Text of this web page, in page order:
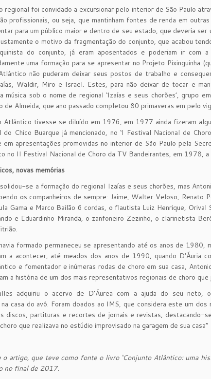
regional foi convidado a excursionar pelo interior de São Paulo
profissionais, ou seja, que mantinham fontes de renda em
para um público maior e dentro de seu estado, que deveria
o motivo da fragmentação do conjunto, que acabou
do conjunto, já eram aposentados e poderiam ir com
uma formação para se apresentar no Projeto Pixinguinha
não puderam deixar seus postos de trabalho e
Waldir, Miro e Israel. Estes, para não deixar de tocar e
música sob o nome de regional ‘Izaías e seus chorões’, grupo
de Almeida, que ano passado completou 80 primaveras em pelo
Atlântico tivesse se diluído em 1976, em 1977 ainda fizeram
Chico Buarque já mencionado, no ‘I Festival Nacional de
em apresentações promovidas no interior de São Paulo pela
no II Festival Nacional de Choro da TV Bandeirantes, em 1978, a
novas memórias
se a formação do regional Izaías e seus chorões, mas
os companheiros de sempre: Jaime, Walter Veloso,
Gama e Marco Bailão 6 cordas, o flautista Luiz Henrique,
e Eduardinho Miranda, o zanfoneiro Zezinho, o clarinetista
formado permaneceu se apresentando até os anos de 1980,
a acontecer, até meados dos anos de 1990, quando D’Áuria
e fomentador e inúmeras rodas de choro em sua casa,
a história de um dos mais representativos regionais de choro que
adquiriu o acervo de D’Áurea com a ajuda do seu neto,
casa do avô. Foram doados ao IMS, que considera este um
discos, partituras e recortes de jornais e revistas, destacando-
que realizava no estúdio improvisado na garagem de sua
o artigo, que teve como fonte o livro ‘Conjunto Atlântico: uma
no final de 2017.